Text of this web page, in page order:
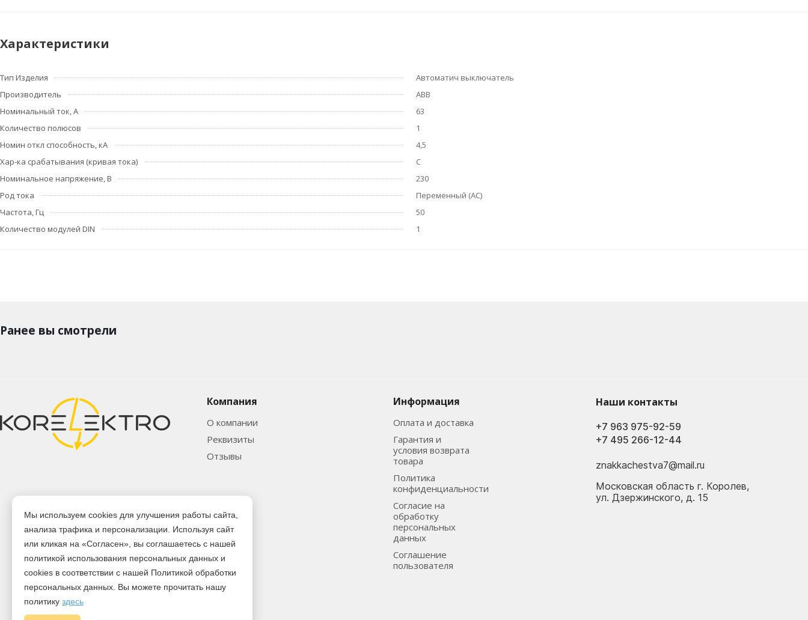
Характеристики
Тип Изделия
Автоматич выключатель
Производитель
ABB
Номинальный ток, А
63
Количество полюсов
1
Номин откл способность, кА
4,5
Хар-ка срабатывания (кривая тока)
C
Номинальное напряжение, В
230
Род тока
Переменный (AC)
Частота, Гц
50
Количество модулей DIN
1
Ранее вы смотрели
Компания
О компании
Реквизиты
Отзывы
Информация
Оплата и доставка
Гарантия и
условия возврата
товара
Политика
конфиденциальности
Согласие на
обработку
персональных
данных
Соглашение
пользователя
Наши контакты
+7 495 266-12-44
+7 963 975-92-59
znakkachestva7@mail.ru
Московская область г. Королев,
ул. Дзержинского, д. 15
Мы используем cookies для улучшения работы сайта,
анализа трафика и персонализации. Используя сайт
или кликая на «Согласен», вы соглашаетесь с нашей
политикой использования персональных данных и
cookies в соответствии с нашей Политикой обработки
персональных данных. Вы можете прочитать нашу
политику здесь